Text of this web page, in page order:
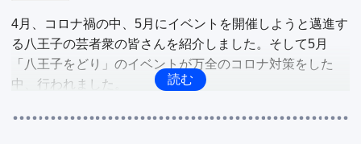
ルフードレストラン「EAT for E」が渋谷にオープン。その
珍しい食材とは「昆虫」。いったいどんなメニューなのか
ご紹介。
4月、コロナ禍の中、5月にイベントを開催しようと邁進す
る八王子の芸者衆の皆さんを紹介しました。そして5月
「八王子をどり」のイベントが万全のコロナ対策をした
中、行われました。
を筆頭に奮闘した八王子芸者衆のイベント舞台裏に密着。